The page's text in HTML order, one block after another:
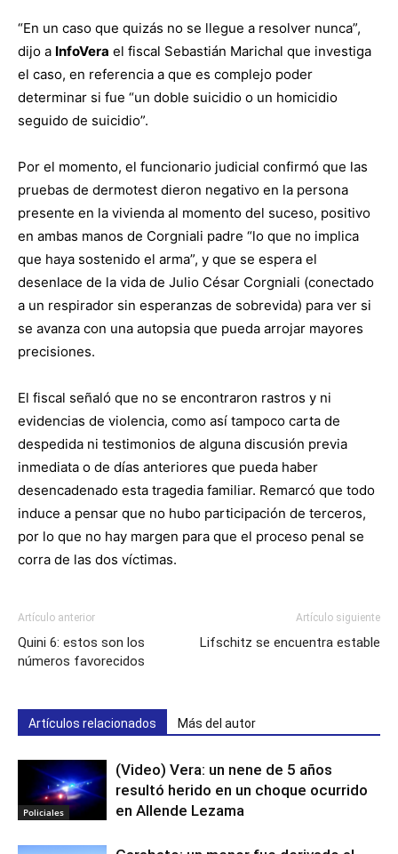
“En un caso que quizás no se llegue a resolver nunca”,
dijo a InfoVera el fiscal Sebastián Marichal que investiga
el caso, en referencia a que es complejo poder
determinar si fue “un doble suicidio o un homicidio
seguido de suicidio”.
Por el momento, el funcionario judicial confirmó que las
pruebas de dermotest dieron negativo en la persona
presente en la vivienda al momento del suceso, positivo
en ambas manos de Corgniali padre “lo que no implica
que haya sostenido el arma”, y que se espera el
desenlace de la vida de Julio César Corgniali (conectado
a un respirador sin esperanzas de sobrevida) para ver si
se avanza con una autopsia que pueda arrojar mayores
precisiones.
El fiscal señaló que no se encontraron rastros y ni
evidencias de violencia, como así tampoco carta de
despedida ni testimonios de alguna discusión previa
inmediata o de días anteriores que pueda haber
desencadenado esta tragedia familiar. Remarcó que todo
induce a pensar que no hubo participación de terceros,
por lo que no hay margen para que el proceso penal se
corra de las dos víctimas.
Artículo anterior
Quini 6: estos son los
números favorecidos
Artículo siguiente
Lifschitz se encuentra estable
Artículos relacionados Más del autor
Policiales
(Video) Vera: un nene de 5 años
resultó herido en un choque ocurrido
en Allende Lezama